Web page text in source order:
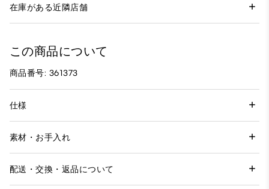
在庫がある近隣店舗
この商品について
商品番号: 361373
仕様
素材・お手入れ
配送・交換・返品について